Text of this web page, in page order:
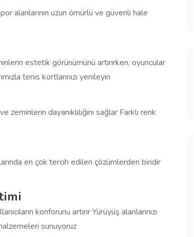
alanlarının uzun ömürlü ve güvenli hale
estetik görünümünü artırırken, oyuncular
tenis kortlarınızı yenileyin
dayanıklılığını sağlar Farklı renk
en çok tercih edilen çözümlerden biridir
konforunu artırır Yürüyüş alanlarınızı
sunuyoruz